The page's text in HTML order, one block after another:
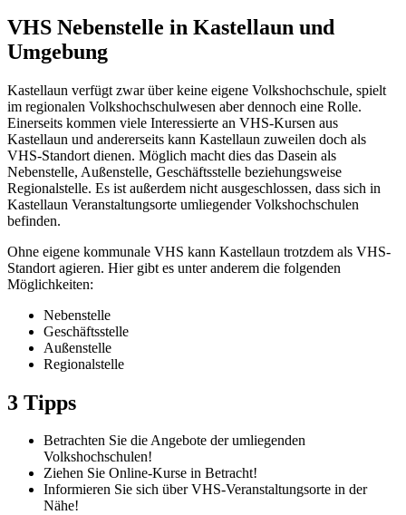
VHS Nebenstelle in Kastellaun und
Umgebung
Kastellaun verfügt zwar über keine eigene Volkshochschule, spielt
im regionalen Volkshochschulwesen aber dennoch eine Rolle.
Einerseits kommen viele Interessierte an VHS-Kursen aus
Kastellaun und andererseits kann Kastellaun zuweilen doch als
VHS-Standort dienen. Möglich macht dies das Dasein als
Nebenstelle, Außenstelle, Geschäftsstelle beziehungsweise
Regionalstelle. Es ist außerdem nicht ausgeschlossen, dass sich in
Kastellaun Veranstaltungsorte umliegender Volkshochschulen
befinden.
Ohne eigene kommunale VHS kann Kastellaun trotzdem als VHS-
Standort agieren. Hier gibt es unter anderem die folgenden
Möglichkeiten:
Nebenstelle
Geschäftsstelle
Außenstelle
Regionalstelle
3 Tipps
Betrachten Sie die Angebote der umliegenden
Volkshochschulen!
Ziehen Sie Online-Kurse in Betracht!
Informieren Sie sich über VHS-Veranstaltungsorte in der
Nähe!